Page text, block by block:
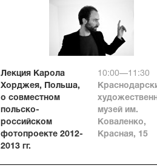
Лекция Карола
Хорджея, Польша,
о совместном
польско-
российском
фотопроекте 2012-
2013 гг.
10:00—11:30
музей им.
Коваленко,
Красная, 15